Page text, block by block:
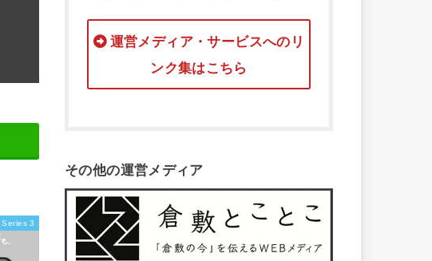
3
運営メディア・サービスへのリ
ンク集はこちら
その他の運営メディア